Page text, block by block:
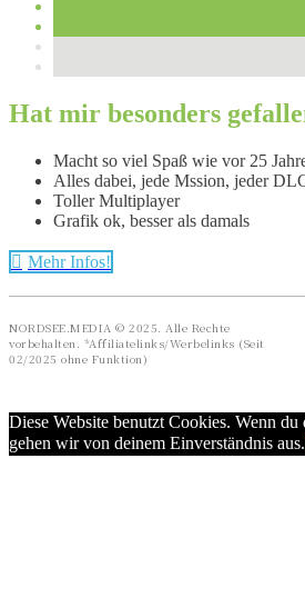
Hat mir besonders
Macht so viel Spaß wie vor 25
Alles dabei, jede Mssion, jeder
Toller Multiplayer
Grafik ok, besser als damals
Mehr Infos!
NORDSEE.MEDIA © 2025. Alle Rechte
vorbehalten. *Affiliatelinks/Werbelinks (Seit
02/2025 ohne Funktion)
Diese Website benutzt Cookies. Wenn
gehen wir von deinem Einverständnis aus.